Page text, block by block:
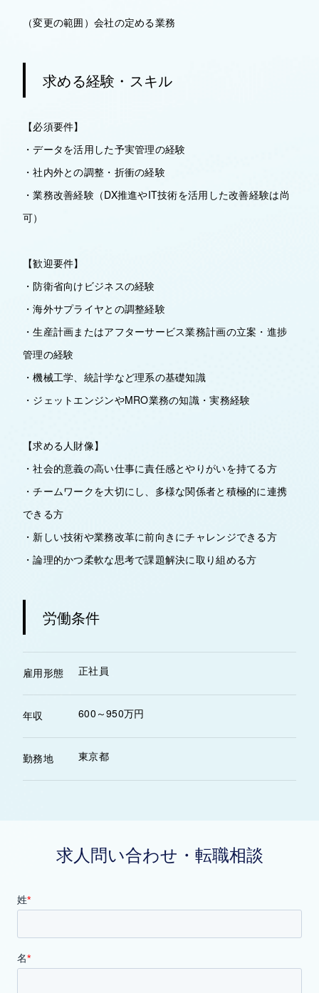
（変更の範囲）会社の定める業務
求める経験・スキル
【必須要件】
・データを活用した予実管理の経験
・社内外との調整・折衝の経験
・業務改善経験（DX推進やIT技術を活用した改善経験は尚
可）
【歓迎要件】
・防衛省向けビジネスの経験
・海外サプライヤとの調整経験
・生産計画またはアフターサービス業務計画の立案・進捗
管理の経験
・機械工学、統計学など理系の基礎知識
・ジェットエンジンやMRO業務の知識・実務経験
【求める人財像】
・社会的意義の高い仕事に責任感とやりがいを持てる方
・チームワークを大切にし、多様な関係者と積極的に連携
できる方
・新しい技術や業務改革に前向きにチャレンジできる方
・論理的かつ柔軟な思考で課題解決に取り組める方
労働条件
雇用形態 正社員
年収 600～950万円
勤務地 東京都
求人問い合わせ・転職相談